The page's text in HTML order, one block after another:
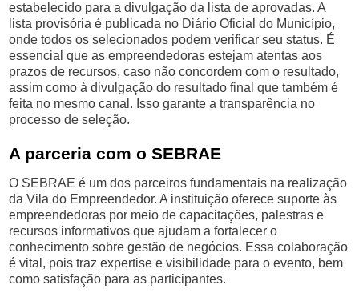
estabelecido para a divulgação da lista de aprovadas. A
lista provisória é publicada no Diário Oficial do Município,
onde todos os selecionados podem verificar seu status. É
essencial que as empreendedoras estejam atentas aos
prazos de recursos, caso não concordem com o resultado,
assim como à divulgação do resultado final que também é
feita no mesmo canal. Isso garante a transparência no
processo de seleção.
A parceria com o SEBRAE
O SEBRAE é um dos parceiros fundamentais na realização
da Vila do Empreendedor. A instituição oferece suporte às
empreendedoras por meio de capacitações, palestras e
recursos informativos que ajudam a fortalecer o
conhecimento sobre gestão de negócios. Essa colaboração
é vital, pois traz expertise e visibilidade para o evento, bem
como satisfação para as participantes.